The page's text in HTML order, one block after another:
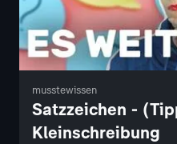
musstewissen
Satzzeichen -
Kleinschreibung